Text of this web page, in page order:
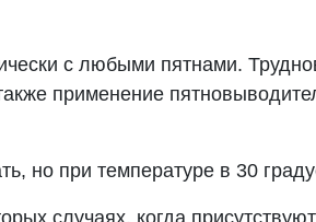
с любыми пятнами.
применение
но при температуре в 30
случаях, когда